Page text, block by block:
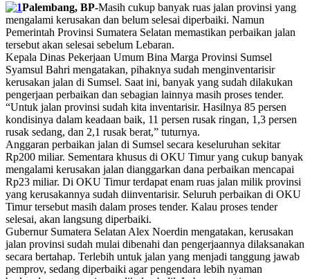
Palembang, BP-Masih cukup banyak ruas jalan provinsi yang
mengalami kerusakan dan belum selesai diperbaiki. Namun
Pemerintah Provinsi Sumatera Selatan memastikan perbaikan jalan
tersebut akan selesai sebelum Lebaran.
Kepala Dinas Pekerjaan Umum Bina Marga Provinsi Sumsel
Syamsul Bahri mengatakan, pihaknya sudah menginventarisir
kerusakan jalan di Sumsel. Saat ini, banyak yang sudah dilakukan
pengerjaan perbaikan dan sebagian lainnya masih proses tender.
“Untuk jalan provinsi sudah kita inventarisir. Hasilnya 85 persen
kondisinya dalam keadaan baik, 11 persen rusak ringan, 1,3 persen
rusak sedang, dan 2,1 rusak berat,” tuturnya.
Anggaran perbaikan jalan di Sumsel secara keseluruhan sekitar
Rp200 miliar. Sementara khusus di OKU Timur yang cukup banyak
mengalami kerusakan jalan dianggarkan dana perbaikan mencapai
Rp23 miliar. Di OKU Timur terdapat enam ruas jalan milik provinsi
yang kerusakannya sudah diinventarisir. Seluruh perbaikan di OKU
Timur tersebut masih dalam proses tender. Kalau proses tender
selesai, akan langsung diperbaiki.
Gubernur Sumatera Selatan Alex Noerdin mengatakan, kerusakan
jalan provinsi sudah mulai dibenahi dan pengerjaannya dilaksanakan
secara bertahap. Terlebih untuk jalan yang menjadi tanggung jawab
pemprov, sedang diperbaiki agar pengendara lebih nyaman